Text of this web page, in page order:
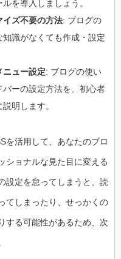
を導入しましょう。
イズ不要の方法: ブログの
識がなくても作成・設定
ニュー設定: ブログの使い
ーの設定方法を、初心者
明します。
を活用して、あなたのブロ
ショナルな見た目に変える
設定を怠ってしまうと、読
てしまったり、せっかくの
する可能性があるため、次